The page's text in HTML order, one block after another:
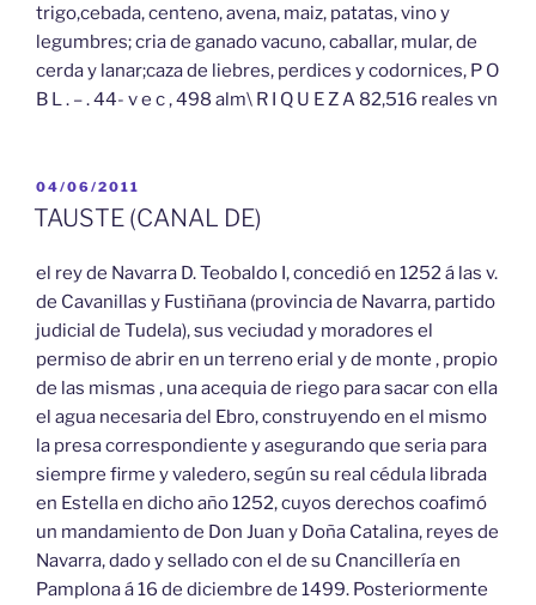
trigo,cebada, centeno, avena, maiz, patatas, vino y
legumbres; cria de ganado vacuno, caballar, mular, de
cerda y lanar;caza de liebres, perdices y codornices, P O
B L . – . 44- v e c , 498 alm\ R I Q U E Z A 82,516 reales vn
PUBLICADO
EL
04/06/2011
TAUSTE (CANAL DE)
el rey de Navarra D. Teobaldo I, concedió en 1252 á las v.
de Cavanillas y Fustiñana (provincia de Navarra, partido
judicial de Tudela), sus veciudad y moradores el
permiso de abrir en un terreno erial y de monte , propio
de las mismas , una acequia de riego para sacar con ella
el agua necesaria del Ebro, construyendo en el mismo
la presa correspondiente y asegurando que seria para
siempre firme y valedero, según su real cédula librada
en Estella en dicho año 1252, cuyos derechos coafimó
un mandamiento de Don Juan y Doña Catalina, reyes de
Navarra, dado y sellado con el de su Cnancillería en
Pamplona á 16 de diciembre de 1499. Posteriormente